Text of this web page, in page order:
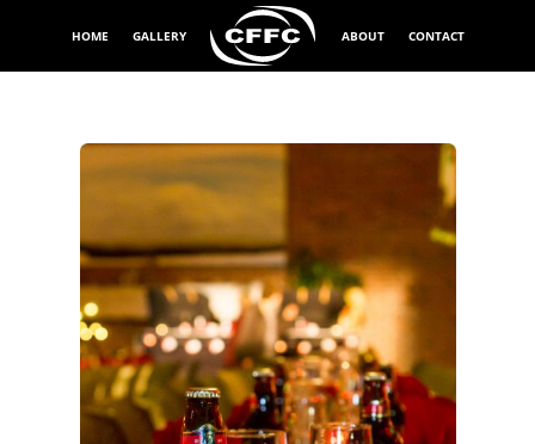
HOME GALLERY ABOUT CONTACT